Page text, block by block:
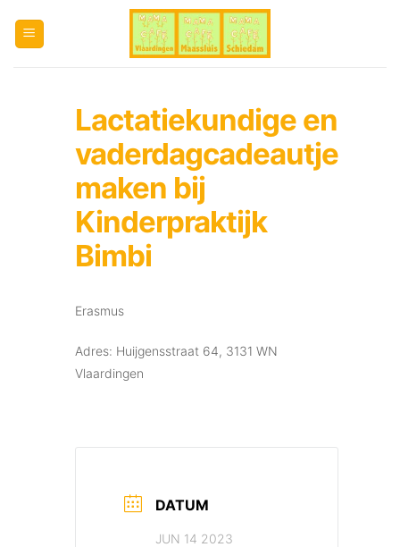
naar
Lactatiekundige en
vaderdagcadeautje
maken bij
Kinderpraktijk
Bimbi
Erasmus
Adres: Huijgensstraat 64, 3131 WN
Vlaardingen
DATUM
JUN 14 2023